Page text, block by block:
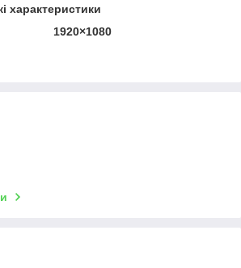
характеристики
1920×1080